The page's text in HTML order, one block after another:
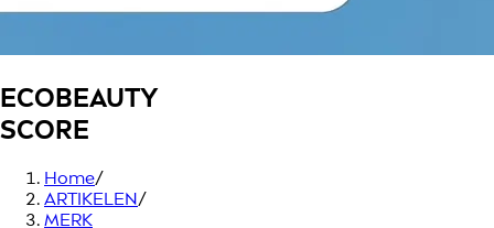
ECOBEAUTY
SCORE
Home/
ARTIKELEN/
MERK